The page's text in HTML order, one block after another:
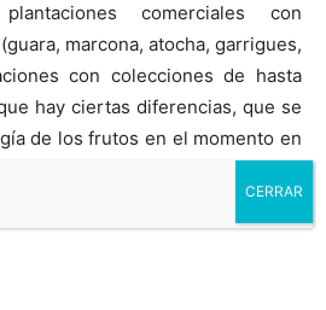
comerciales con
marcona, atocha, garrigues,
con colecciones de hasta
hay ciertas diferencias, que se
de los frutos en el momento en
son sensibles a la plaga”, admite